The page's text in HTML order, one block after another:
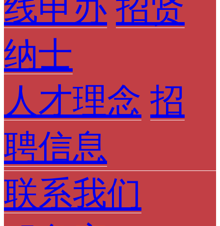
线申办 招贤
纳士
人才理念 招
聘信息
联系我们